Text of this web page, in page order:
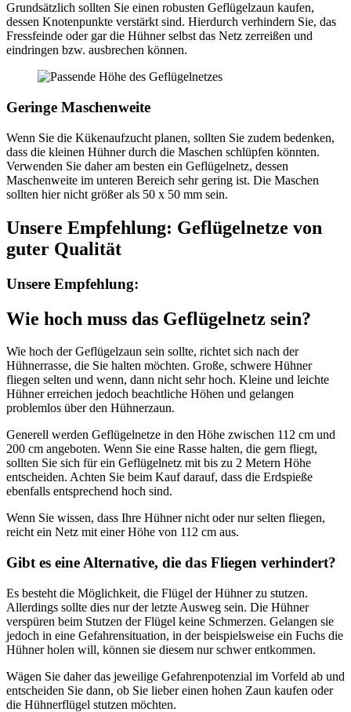
Grundsätzlich sollten Sie einen robusten Geflügelzaun kaufen,
dessen Knotenpunkte verstärkt sind. Hierdurch verhindern Sie, das
Fressfeinde oder gar die Hühner selbst das Netz zerreißen und
eindringen bzw. ausbrechen können.
Geringe Maschenweite
Wenn Sie die Kükenaufzucht planen, sollten Sie zudem bedenken,
dass die kleinen Hühner durch die Maschen schlüpfen könnten.
Verwenden Sie daher am besten ein Geflügelnetz, dessen
Maschenweite im unteren Bereich sehr gering ist. Die Maschen
sollten hier nicht größer als 50 x 50 mm sein.
Unsere Empfehlung: Geflügelnetze von
guter Qualität
Unsere Empfehlung:
Wie hoch muss das Geflügelnetz sein?
Wie hoch der Geflügelzaun sein sollte, richtet sich nach der
Hühnerrasse, die Sie halten möchten. Große, schwere Hühner
fliegen selten und wenn, dann nicht sehr hoch. Kleine und leichte
Hühner erreichen jedoch beachtliche Höhen und gelangen
problemlos über den Hühnerzaun.
Generell werden Geflügelnetze in den Höhe zwischen 112 cm und
200 cm angeboten. Wenn Sie eine Rasse halten, die gern fliegt,
sollten Sie sich für ein Geflügelnetz mit bis zu 2 Metern Höhe
entscheiden. Achten Sie beim Kauf darauf, dass die Erdspieße
ebenfalls entsprechend hoch sind.
Wenn Sie wissen, dass Ihre Hühner nicht oder nur selten fliegen,
reicht ein Netz mit einer Höhe von 112 cm aus.
Gibt es eine Alternative, die das Fliegen verhindert?
Es besteht die Möglichkeit, die Flügel der Hühner zu stutzen.
Allerdings sollte dies nur der letzte Ausweg sein. Die Hühner
verspüren beim Stutzen der Flügel keine Schmerzen. Gelangen sie
jedoch in eine Gefahrensituation, in der beispielsweise ein Fuchs die
Hühner holen will, können sie diesem nur schwer entkommen.
Wägen Sie daher das jeweilige Gefahrenpotenzial im Vorfeld ab und
entscheiden Sie dann, ob Sie lieber einen hohen Zaun kaufen oder
die Hühnerflügel stutzen möchten.